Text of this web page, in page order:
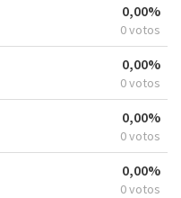
0,00%
0 votos
0,00%
0 votos
0,00%
0 votos
0,00%
0 votos